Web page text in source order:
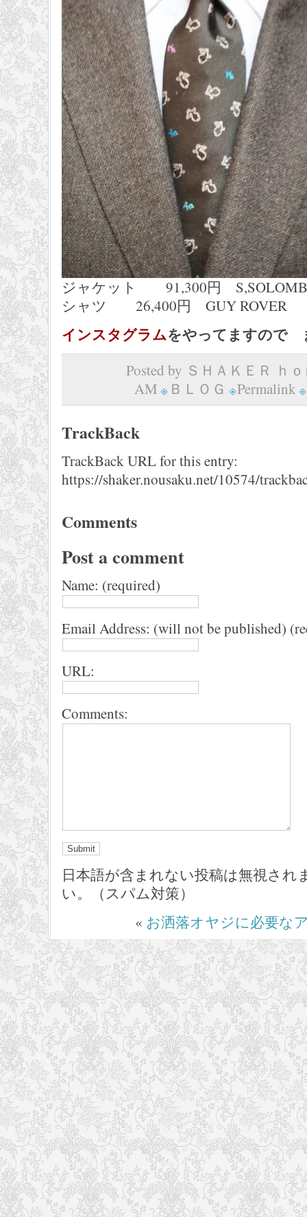
ジャケット 91,300円
シャツ 26,400円 GUY ROVER
インスタグラムをやってますので
Posted by ＳＨＡＫＥＲ ｈ
AM
ＢＬＯＧ Permalink
TrackBack
TrackBack URL for this entry:
https://shaker.nousaku.net/10574/
Comments
Post a comment
Name: (required)
Email Address: (will not be published)
URL:
Comments:
日本語が含まれない投稿は無視され
い。（スパム対策）
« お洒落オヤジに必要な